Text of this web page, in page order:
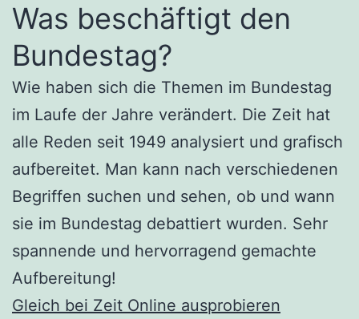
Was beschäftigt den
Bundestag?
Wie haben sich die Themen im Bundestag
im Laufe der Jahre verändert. Die Zeit hat
alle Reden seit 1949 analysiert und grafisch
aufbereitet. Man kann nach verschiedenen
Begriffen suchen und sehen, ob und wann
sie im Bundestag debattiert wurden. Sehr
spannende und hervorragend gemachte
Aufbereitung!
Gleich bei Zeit Online ausprobieren